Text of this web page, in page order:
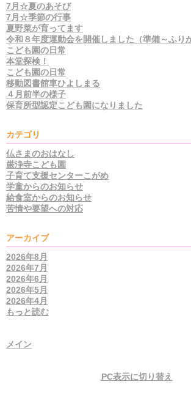
7月☆夏のあそび
7月☆季節の行事
夏野菜が育ってます
令和８年度運動会を開催しました（準備～ふり
こども園の日常
本堂探検！
こども園の日常
移動図書館車ひよしまる
４月前半の様子
保育所型認定こども園になりました
カテゴリ
仏さまのおはなし
厳浄寺こども園
子育て支援センターこがめ
学童からのお知らせ
給食室からのお知らせ
苦情や要望への対応
アーカイブ
2026年8月
2026年7月
2026年6月
2026年5月
2026年4月
もっと読む
メイン
PC表示に切り替え